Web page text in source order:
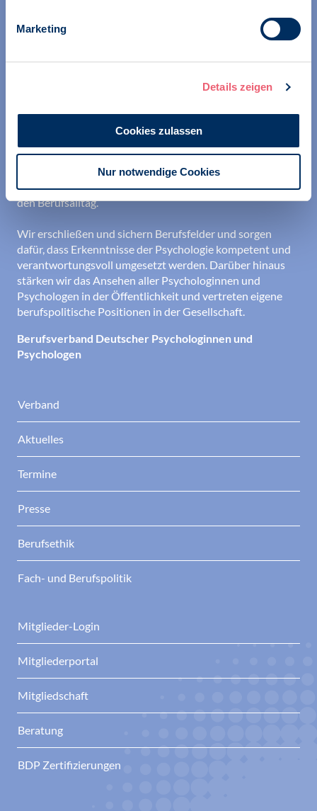
Marketing
Details zeigen
Cookies zulassen
Nur notwendige Cookies
ihrer Berufsausübung und bei der Festigung ihrer
anderem durch Orientierung beim Aufbau der beruflichen
Existenz sowie durch die kontinuierliche Bereitstellung
aktueller Informationen aus Wissenschaft und Praxis für
den Berufsalltag.
Wir erschließen und sichern Berufsfelder und sorgen
dafür, dass Erkenntnisse der Psychologie kompetent und
verantwortungsvoll umgesetzt werden. Darüber hinaus
stärken wir das Ansehen aller Psychologinnen und
Psychologen in der Öffentlichkeit und vertreten eigene
berufspolitische Positionen in der Gesellschaft.
Berufsverband Deutscher Psychologinnen und
Psychologen
Verband
Aktuelles
Termine
Presse
Berufsethik
Fach- und Berufspolitik
Mitglieder-Login
Mitgliederportal
Mitgliedschaft
Beratung
BDP Zertifizierungen